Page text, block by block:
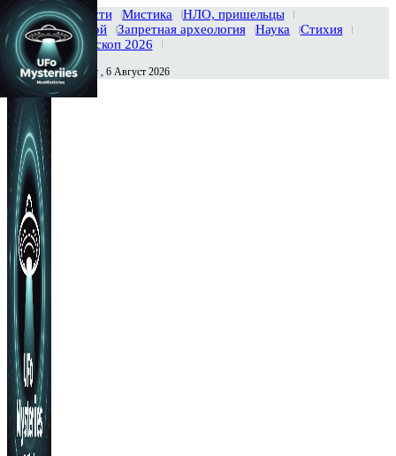
Главная Новости Мистика
НЛО, пришельцы
Тайны вселенной
Запретная археология Наука
Стихия
История
Гороскоп 2026
Сегодня Четверг , 6 Август 2026